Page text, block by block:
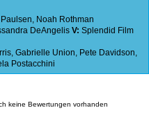
, Noah Rothman
DeAngelis V: Splendid Film
, Gabrielle Union, Pete Davidson,
Postacchini
keine Bewertungen vorhanden